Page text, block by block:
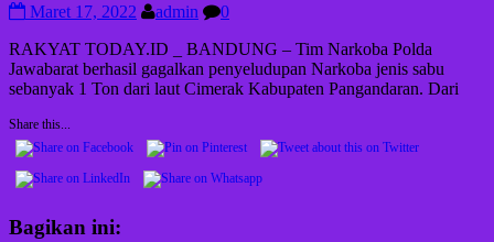
Maret 17, 2022 admin
0
RAKYAT TODAY.ID _ BANDUNG – Tim Narkoba Polda
Jawabarat berhasil gagalkan penyeludupan Narkoba jenis sabu
sebanyak 1 Ton dari laut Cimerak Kabupaten Pangandaran. Dari
Share this...
Bagikan ini: